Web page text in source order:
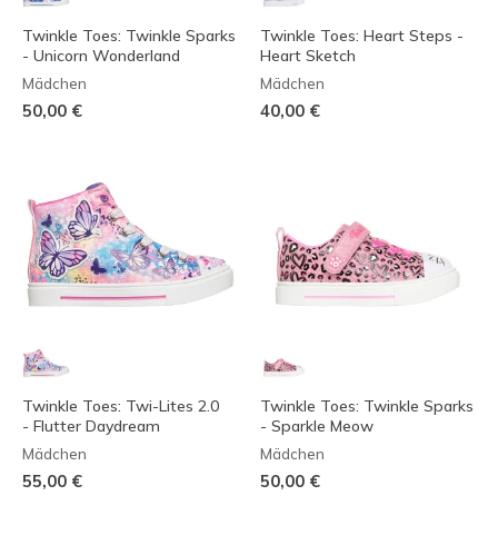
Twinkle Toes: Twinkle Sparks
- Unicorn Wonderland
Mädchen
50,00 €
Twinkle Toes: Heart Steps -
Heart Sketch
Mädchen
40,00 €
Twinkle Toes: Twi-Lites 2.0
- Flutter Daydream
Mädchen
55,00 €
Twinkle Toes: Twinkle Sparks
- Sparkle Meow
Mädchen
50,00 €